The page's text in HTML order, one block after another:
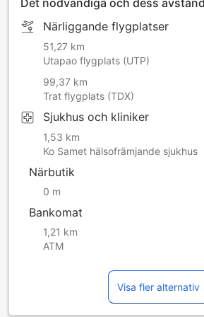
Närliggande flygplatser
51,27 km
Utapao flygplats (UTP)
99,37 km
Trat flygplats (TDX)
Sjukhus och kliniker
1,53 km
Ko Samet hälsofrämjande sjukhus
Närbutik
0 m
Bankomat
1,21 km
ATM
Visa fler alternativ